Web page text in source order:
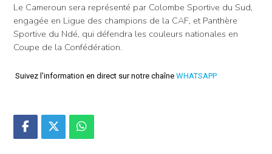
Le Cameroun sera représenté par Colombe Sportive du Sud,
engagée en Ligue des champions de la CAF, et Panthère
Sportive du Ndé, qui défendra les couleurs nationales en
Coupe de la Confédération.
Suivez l'information en direct sur notre chaîne WHATSAPP